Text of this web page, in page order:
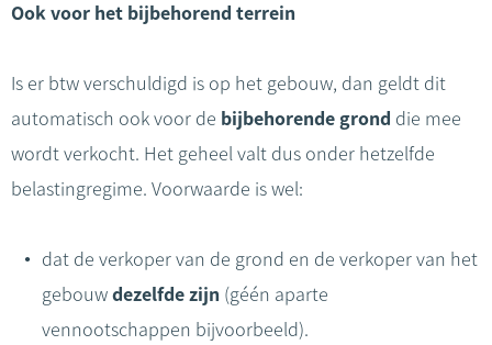
Ook voor het bijbehorend terrein
Is er btw verschuldigd is op het gebouw, dan geldt dit
automatisch ook voor de bijbehorende grond die mee
wordt verkocht. Het geheel valt dus onder hetzelfde
belastingregime. Voorwaarde is wel:
dat de verkoper van de grond en de verkoper van het
gebouwdezelfde zijn (géén aparte
vennootschappen bijvoorbeeld).